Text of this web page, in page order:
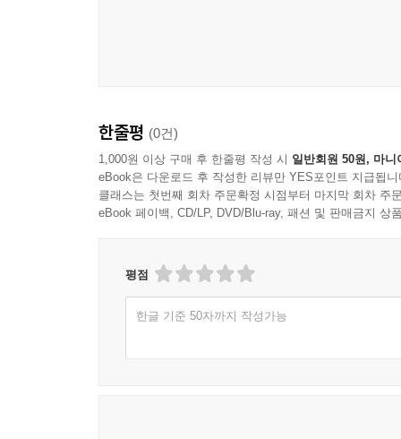
한줄평 (0건)
1,000원 이상 구매 후 한줄평 작성 시 일반회원 50원, 마니
eBook은 다운로드 후 작성한 리뷰만 YES포인트 지급됩니
클래스는 첫번째 회차 주문확정 시점부터 마지막 회차 주
eBook 페이백, CD/LP, DVD/Blu-ray, 패션 및 판매금지 상
평점
한글 기준 50자까지 작성가능